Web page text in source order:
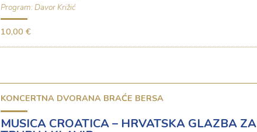
Program: Davor Križić
10,00 €
KONCERTNA DVORANA BRAĆE BERSA
MUSICA CROATICA – HRVATSKA GLAZBA ZA